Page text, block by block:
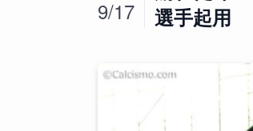
選手起用
9/17